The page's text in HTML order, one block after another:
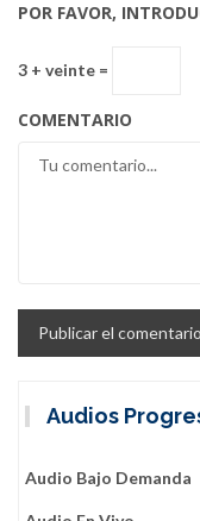
POR FAVOR,
3 + veinte =
COMENTARIO
Audios
Audio Bajo Demanda